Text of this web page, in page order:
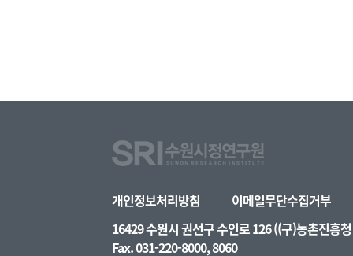
개인정보처리방침
이메일무단수집거부
16429 수원시 권선구 수인로 126 ((구)농촌진흥
Fax. 031-220-8000, 8060